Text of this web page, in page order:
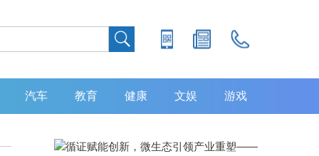
汽车 教育 健康 文娱 游戏